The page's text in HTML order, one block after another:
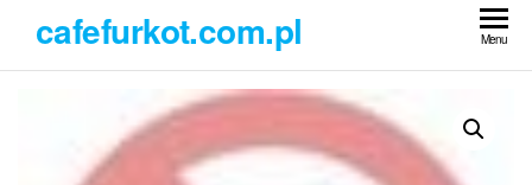
treści
cafefurkot.com.pl Menu